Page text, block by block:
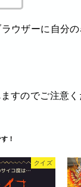
ウザーに自分
すのでご注意く
クイズ